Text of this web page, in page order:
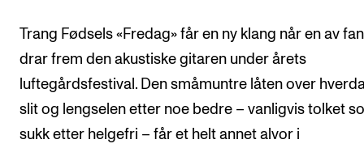
Trang Fødsels «Fredag» får en ny klang når en av
drar frem den akustiske gitaren under årets
luftegårdsfestival. Den småmuntre låten over
slit og lengselen etter noe bedre – vanligvis tolket
sukk etter helgefri – får et helt annet alvor i